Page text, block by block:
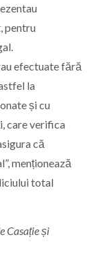
pentru
efectuate fără
la
și cu
care verifica
că
menționează
total
Casație și